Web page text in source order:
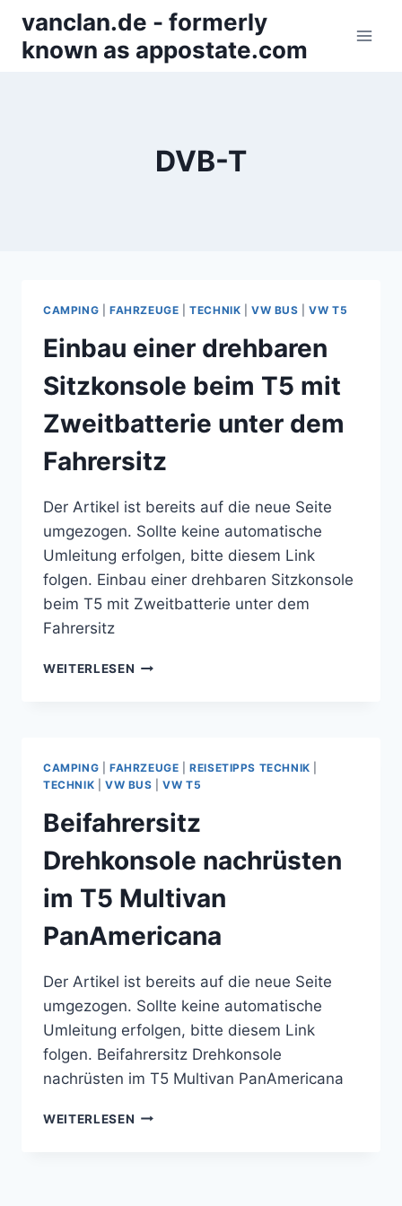
Inhalt
springen
vanclan.de - formerly
known as appostate.com
DVB-T
CAMPING FAHRZEUGE |TECHNIK |VW BUS |VW T5
Einbau einer drehbaren
Sitzkonsole beim T5 mit
Zweitbatterie unter dem
Fahrersitz
Der Artikel ist bereits auf die neue Seite
umgezogen. Sollte keine automatische
Umleitung erfolgen, bitte diesem Link
folgen. Einbau einer drehbaren Sitzkonsole
beim T5 mit Zweitbatterie unter dem
Fahrersitz
WEITERLESEN EINBAU
MIT
ZWEITBATTERIE
UNTER
DEM
FAHRERSITZ
CAMPING FAHRZEUGE |REISETIPPS TECHNIK
TECHNIK
VW BUS |VW T5
Beifahrersitz
Drehkonsole nachrüsten
im T5 Multivan
PanAmericana
Der Artikel ist bereits auf die neue Seite
umgezogen. Sollte keine automatische
Umleitung erfolgen, bitte diesem Link
folgen. Beifahrersitz Drehkonsole
nachrüsten im T5 Multivan PanAmericana
WEITERLESEN BEIFAHRERSITZ